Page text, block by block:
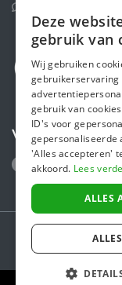
Volg ons
Secure
Deze
gebruik van
Wij gebruiken
gebruik van
ID's voor
gepersonaliseerde
'Alles accepteren'
akkoord. Lees
ALLES